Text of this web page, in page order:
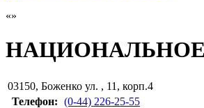
03150, Боженко ул. , 11, корп.4
Телефон: (0-44) 226-25-55